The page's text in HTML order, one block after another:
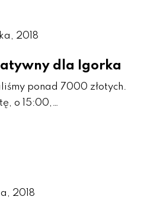
2018
dla Igorka
ponad 7000 złotych.
o 15:00,…
2018